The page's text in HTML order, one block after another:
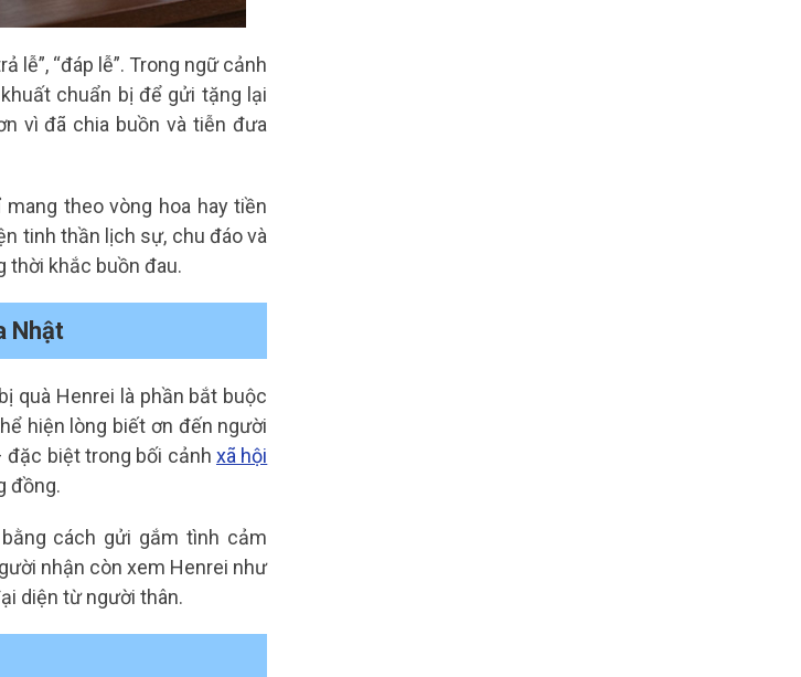
lễ”, “đáp lễ”. Trong ngữ cảnh
chuẩn bị để gửi tặng lại
vì đã chia buồn và tiễn đưa
theo vòng hoa hay tiền
tinh thần lịch sự, chu đáo và
thời khắc buồn đau.
Nhật
quà Henrei là phần bắt buộc
hiện lòng biết ơn đến người
đặc biệt trong bối cảnh xã hội
đồng.
cách gửi gắm tình cảm
nhận còn xem Henrei như
diện từ người thân.